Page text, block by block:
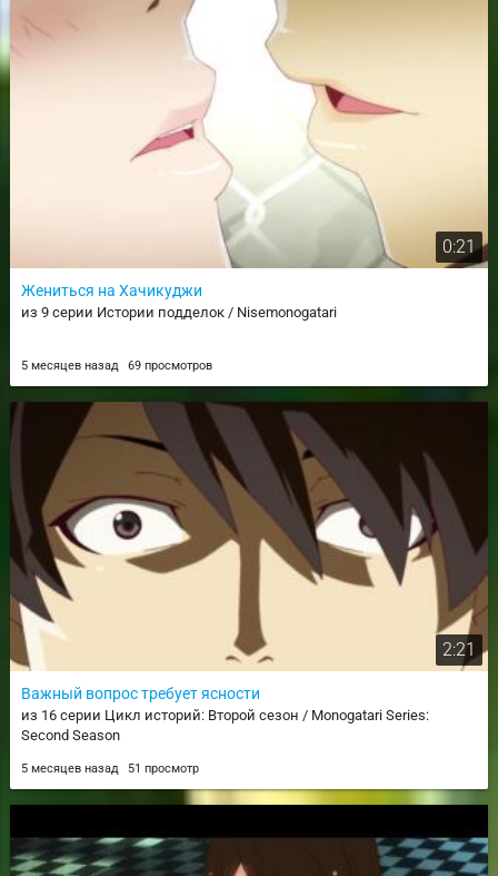
0:21
Жениться на Хачикуджи
из 9 серии Истории подделок / Nisemonogatari
5 месяцев назад 69 просмотров
2:21
Важный вопрос требует ясности
из 16 серии Цикл историй: Второй сезон / Monogatari Series:
Second Season
5 месяцев назад 51 просмотр